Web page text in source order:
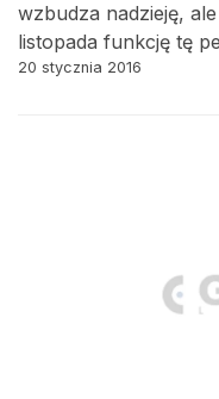
wzbudza nadzieję,
listopada funkcję tę
20 stycznia 2016